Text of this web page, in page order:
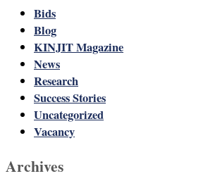
Bids
Blog
KINJIT Magazine
News
Research
Success Stories
Uncategorized
Vacancy
Archives